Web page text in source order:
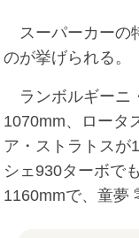
スーパーカーの
のが挙げられる。
ランボルギーニ
1070mm、ロータ
ア・ストラトスが
シェ930ターボで
1160mmで、童夢